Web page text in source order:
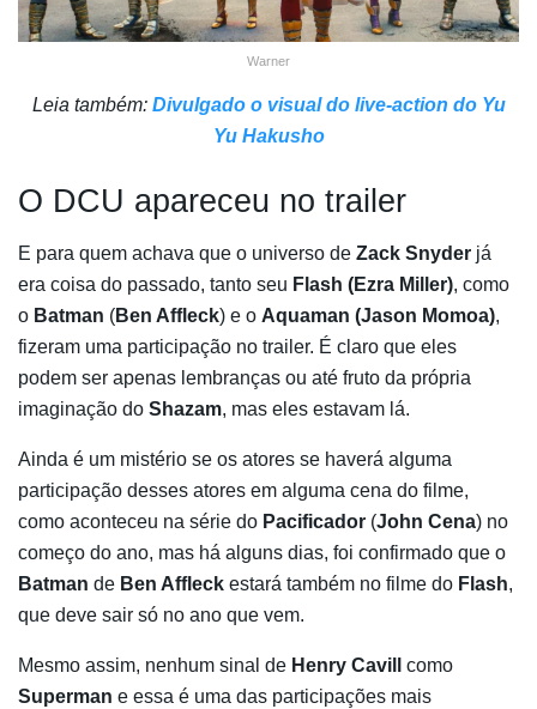
Warner
Leia também: Divulgado o visual do live-action do Yu
Yu Hakusho
O DCU apareceu no trailer
E para quem achava que o universo de Zack Snyder já
era coisa do passado, tanto seu Flash (Ezra Miller), como
o Batman (Ben Affleck) e o Aquaman (Jason Momoa),
fizeram uma participação no trailer. É claro que eles
podem ser apenas lembranças ou até fruto da própria
imaginação do Shazam, mas eles estavam lá.
Ainda é um mistério se os atores se haverá alguma
participação desses atores em alguma cena do filme,
como aconteceu na série do Pacificador (John Cena) no
começo do ano, mas há alguns dias, foi confirmado que o
Batman de Ben Affleck estará também no filme do Flash,
que deve sair só no ano que vem.
Mesmo assim, nenhum sinal de Henry Cavill
como
Superman e essa é uma das participações mais